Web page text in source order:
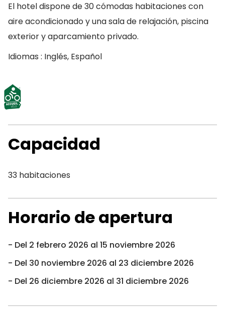
El hotel dispone de 30 cómodas habitaciones con
aire acondicionado y una sala de relajación, piscina
exterior y aparcamiento privado.
Idiomas : Inglés, Español
Capacidad
33 habitaciones
Horario de apertura
Del 2 febrero 2026 al 15 noviembre 2026
Del 30 noviembre 2026 al 23 diciembre 2026
Del 26 diciembre 2026 al 31 diciembre 2026